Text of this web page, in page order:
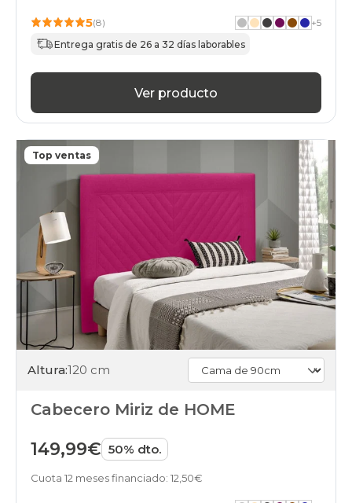
5(8) +5
Entrega gratis de 26 a 32 días laborables
Ver producto
Top ventas
Altura:120 cm
Cabecero Miriz de HOME
149,99€ 50% dto.
Cuota 12 meses financiado: 12,50€